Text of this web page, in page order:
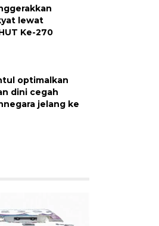
lewat
Ke-270
optimalkan
dini cegah
jelang ke